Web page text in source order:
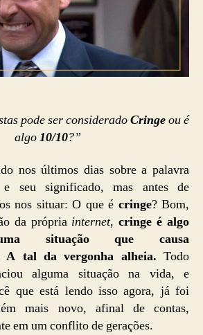
pode ser consideradoCringeou é
algo10/10?”
nos últimos dias sobre a palavra
seu significado, mas antes de
nos situar: O que é cringe? Bom,
da própria internet,cringe é algo
situação que causa
A tal da vergonha alheia. Todo
alguma situação na vida, e
que está lendo isso agora, já foi
mais novo, afinal de contas,
em um conflito de gerações.